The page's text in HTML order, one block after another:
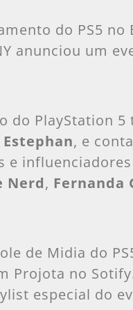
do PS5 no
anunciou um
do PlayStation
, e
e
Nerd, Fernanda
de Midia do
Projota no
especial do